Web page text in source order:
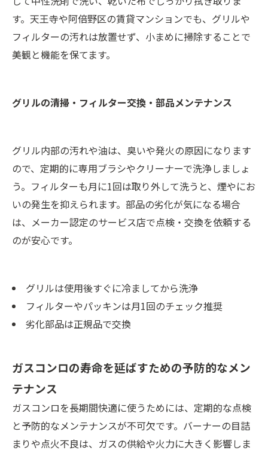
す。天王寺や阿倍野区の賃貸マンションでも、グリルや
フィルターの汚れは放置せず、小まめに掃除することで
美観と機能を保てます。
グリルの清掃・フィルター交換・部品メンテナンス
グリル内部の汚れや油は、臭いや発火の原因になります
ので、定期的に専用ブラシやクリーナーで洗浄しましょ
う。フィルターも月に1回は取り外して洗うと、煙やにお
いの発生を抑えられます。部品の劣化が気になる場合
は、メーカー認定のサービス店で点検・交換を依頼する
のが安心です。
グリルは使用後すぐに冷ましてから洗浄
フィルターやパッキンは月1回のチェック推奨
劣化部品は正規品で交換
ガスコンロの寿命を延ばすための予防的なメン
テナンス
ガスコンロを長期間快適に使うためには、定期的な点検
と予防的なメンテナンスが不可欠です。バーナーの目詰
まりや点火不良は、ガスの供給や火力に大きく影響しま